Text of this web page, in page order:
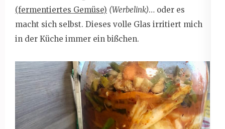
(fermentiertes Gemüse) (Werbelink)… oder es
macht sich selbst. Dieses volle Glas irritiert mich
in der Küche immer ein bißchen.